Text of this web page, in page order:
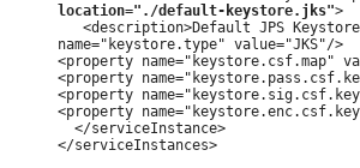
location="./default-keystore.jks">
<description>Default JPS
name="keystore.type" value="JKS"/>
<property name="keystore.csf.map"
<property
<property
<property
  </serviceInstance>
</serviceInstances>